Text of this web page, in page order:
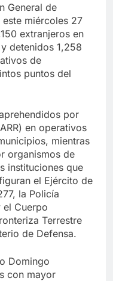
General de
miércoles 27
extranjeros en
detenidos 1,258
de
puntos del
por
en operativos
mientras
organismos de
instituciones que
el Ejército de
la Policía
Cuerpo
Terrestre
de Defensa.
Domingo
con mayor